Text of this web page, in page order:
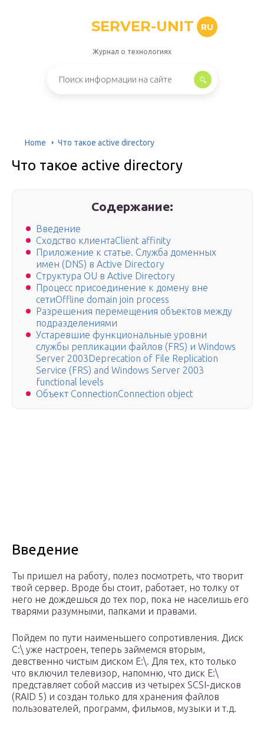
SERVER-UNIT RU
Журнал о технологиях
Home Что такое active directory
Что такое active directory
Содержание:
Введение
Сходство клиентаClient affinity
Приложение к статье. Служба доменных
имен (DNS) в Active Directory
Структура OU в Active Directory
Процесс присоединение к домену вне
сетиOffline domain join process
Разрешения перемещения объектов между
подразделениями
Устаревшие функциональные уровни
службы репликации файлов (FRS) и Windows
Server 2003Deprecation of File Replication
Service (FRS) and Windows Server 2003
functional levels
Объект ConnectionConnection object
Введение
Ты пришел на работу, полез посмотреть, что творит
твой сервер. Вроде бы стоит, работает, но толку от
него не дождешься до тех пор, пока не населишь его
тварями разумными, папками и правами.
Пойдем по пути наименьшего сопротивления. Диск
С:\ уже настроен, теперь займемся вторым,
девственно чистым диском Е:\. Для тех, кто только
что включил телевизор, напомню, что диск Е:\
представляет собой массив из четырех SCSI-дисков
(RAID 5) и создан только для хранения файлов
пользователей, программ, фильмов, музыки и т.д.